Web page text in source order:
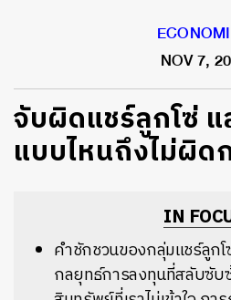
NOV 7,
จับผิดแชร์ลูกโซ่ แ
แบบไหนถึงไม่ผิด
IN
คำชักชวนของกลุ่มแชร์ลูก
กลยุทธ์การลงทุนที่สลับซับ